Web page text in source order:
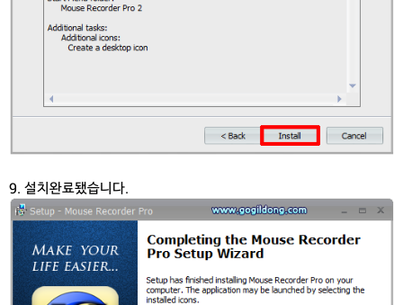
9. 설치완료됐습니다.